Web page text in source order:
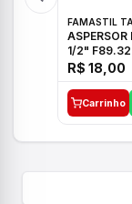
FAMASTIL
ASPERSOR FAMASTIL
1/2" F89.32
R$ 18,00
Carrinho